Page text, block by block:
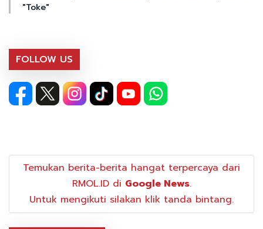
"Toke"
FOLLOW US
Temukan berita-berita hangat terpercaya dari
RMOL.ID di Google News.
Untuk mengikuti silakan klik tanda bintang.